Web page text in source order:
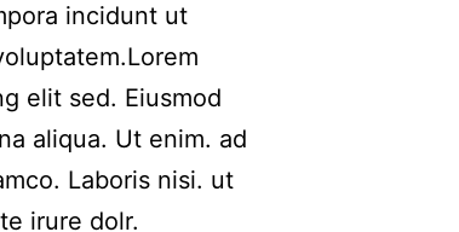
incidunt ut
elit sed. Eiusmod
aliqua. Ut enim. ad
Laboris nisi. ut
irure dolr.